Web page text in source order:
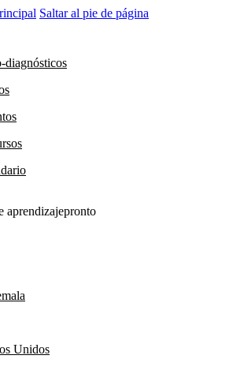
Saltar al pie de página
diagnósticos
aprendizajepronto
Unidos